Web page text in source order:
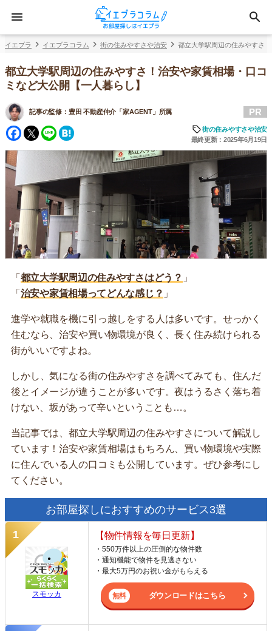
イエプラ イエプラコラム 街の住みやすさや治安 都立大学駅周辺の住みやすさ
都立大学駅周辺の住みやすさ！治安や家賃相場・口コ
ミなど大公開【一人暮らし】
記事の監修： 豊田 不動産仲介「家AGENT」所属
Facebook
Twitter
Line
PR
街の住みやすさや治安
最終更新：2025年6月19日
「 都立大学駅周辺の住みやすさはどう？ 」
「 治安や家賃相場ってどんな感じ？ 」
進学や就職を機に引っ越しをする人は多いです。せっかく
住むなら、治安や買い物環境が良く、長く住み続けられる
街がいいですよね。
しかし、気になる街の住みやすさを調べてみても、住んだ
後とイメージが違うことが多いです。夜はうるさく落ち着
けない、坂があって辛いということも…。
当記事では、都立大学駅周辺の住みやすさについて解説し
ています！治安や家賃相場はもちろん、買い物環境や実際
に住んでいる人の口コミも公開しています。ぜひ参考にし
てください。
お部屋探しにおすすめのサービス3選
スモッカ
【物件情報を毎日更新】
・550万件以上の圧倒的な物件数
・通知機能で物件を見逃さない
・最大5万円のお祝い金がもらえる
ダウンロードはこちら